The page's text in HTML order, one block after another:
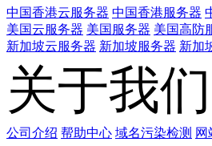
中国香港云服务器 中国香港服务器
美国云服务器 美国服务器 美国高防
新加坡云服务器 新加坡服务器 新加
关于我们
公司介绍 帮助中心 域名污染检测 网